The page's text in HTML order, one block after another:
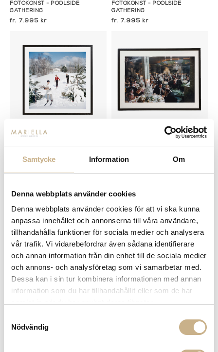
Samtycke Information Om
Denna webbplats använder cookies
Denna webbplats använder cookies för att vi ska kunna
anpassa innehållet och annonserna till våra användare,
tillhandahålla funktioner för sociala medier och analysera
vår trafik. Vi vidarebefordrar även sådana identifierare
och annan information från din enhet till de sociala medier
och annons- och analysföretag som vi samarbetar med.
Dessa kan i sin tur kombinera informationen med annan
information som du har tillhandahållit eller som de har
Nödvändig
FOTOKONST - POOLSIDE
GATHERING
7.995 kr
FOTOKONST - POOLSIDE
GATHERING
7.995 kr
Fler varianter
FOTOKONST - POOLSIDE
I lager
FOTOKONST - POOLSIDE
I lager
Fornasetti
15.780 kr
I lager
VAS / VINKYLARE I MARMOR -